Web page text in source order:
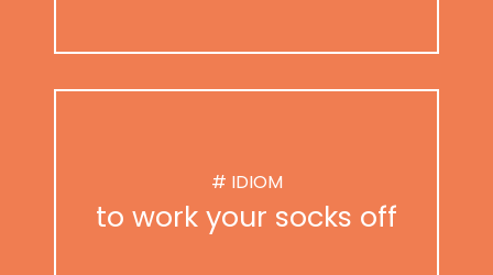
# IDIOM
to work your socks off